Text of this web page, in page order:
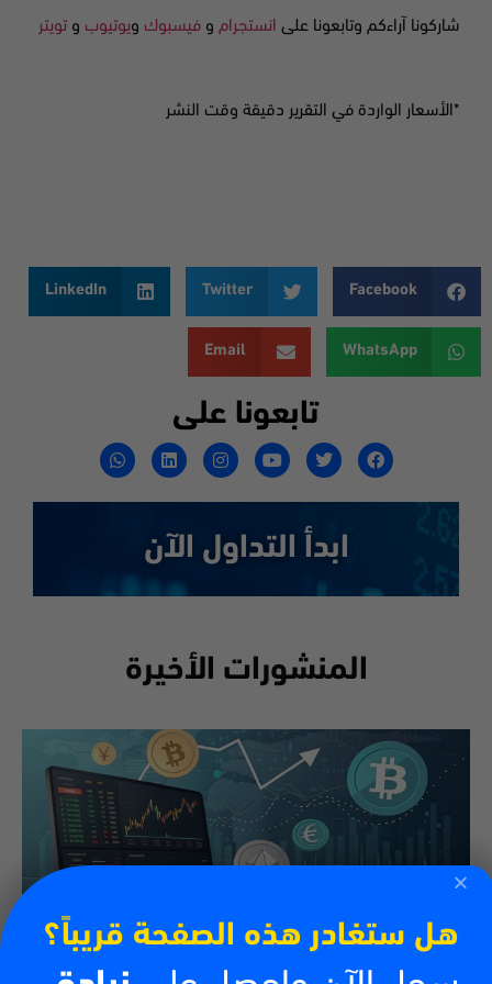
شاركونا آراءكم وتابعونا على انستجرام و فيسبوك ويوتيوب و تويتر
*الأسعار الواردة في التقرير دقيقة وقت النشر
Facebook
Twitter
LinkedIn
WhatsApp
Email
تابعونا على
ابدأ التداول الآن
المنشورات الأخيرة
هل ستغادر هذه الصفحة قريباً؟